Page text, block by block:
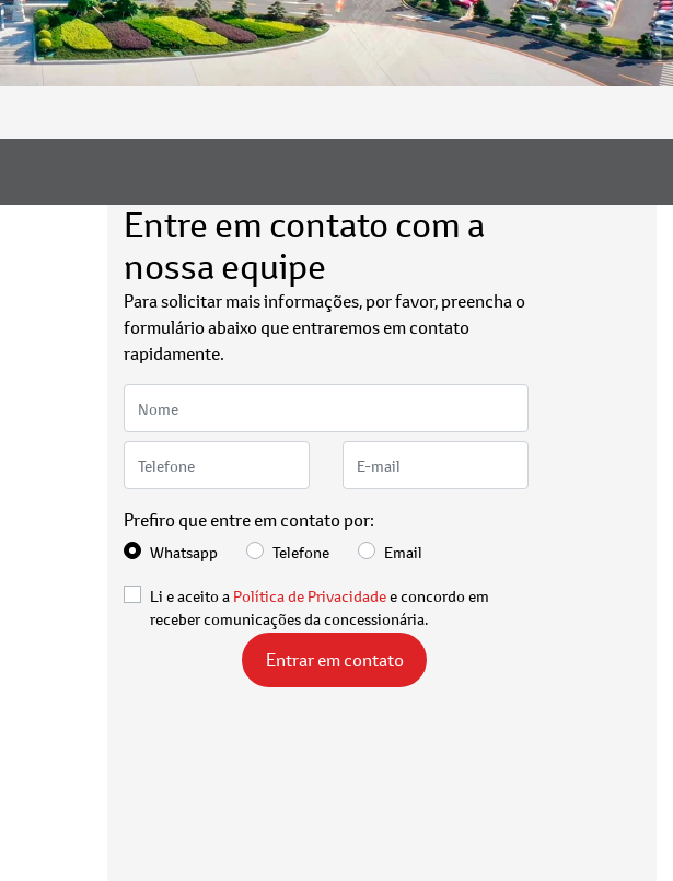
Entre em contato com a
nossa equipe
Para solicitar mais informações, por favor, preencha o
formulário abaixo que entraremos em contato
rapidamente.
Prefiro que entre em contato por:
Whatsapp Telefone Email
Li e aceito a Política de Privacidadee concordo em
receber comunicações da concessionária.
Entrar em contato